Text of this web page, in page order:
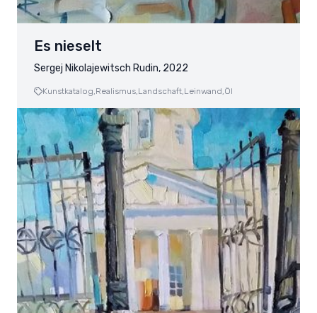
Es nieselt
Sergej Nikolajewitsch Rudin, 2022
Kunstkatalog,Realismus,Landschaft,Leinwand,Öl